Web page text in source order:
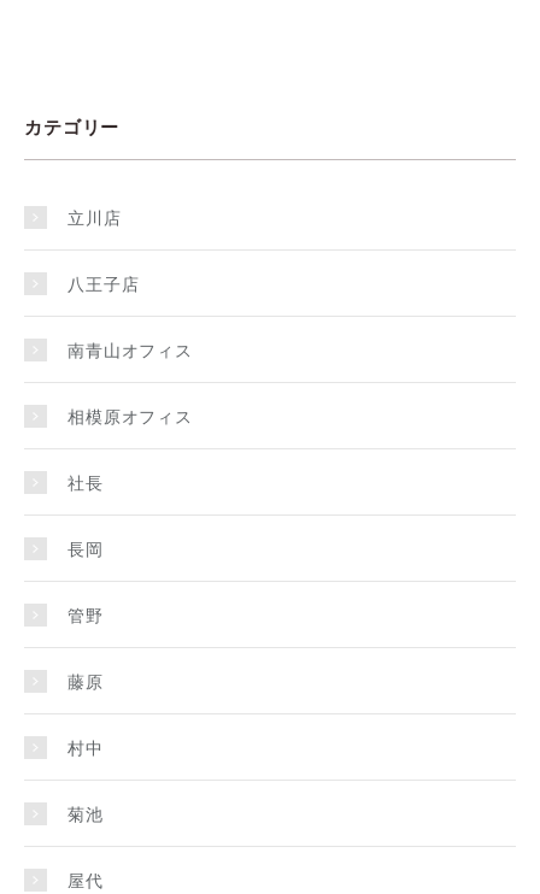
カテゴリー
立川店
八王子店
南青山オフィス
相模原オフィス
社長
長岡
管野
藤原
村中
菊池
屋代